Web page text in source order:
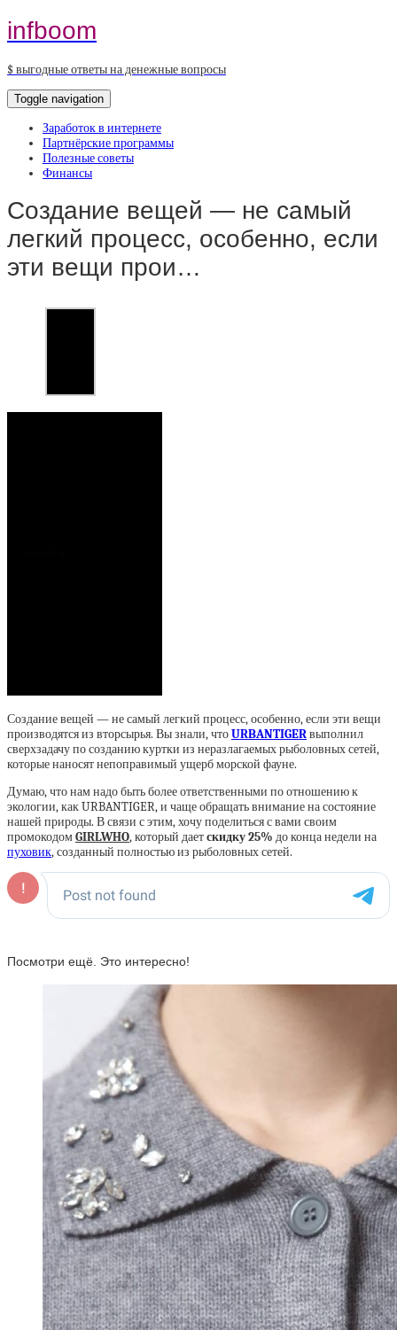
infboom
$ выгодные ответы на денежные вопросы
Toggle navigation
Заработок в интернете
Партнёрские программы
Полезные советы
Финансы
Создание вещей — не самый
легкий процесс, особенно, если
эти вещи прои…
Создание вещей — не самый легкий процесс, особенно, если эти вещи
производятся из вторсырья. Вы знали, чтоURBANTIGERвыполнил
сверхзадачу по созданию куртки из неразлагаемых рыболовных сетей,
которые наносят непоправимый ущерб морской фауне.
Думаю, что нам надо быть более ответственными по отношению к
экологии, как URBANTIGER, и чаще обращать внимание на состояние
нашей природы. В связи с этим, хочу поделиться с вами своим
промокодомGIRLWHO, который даетскидку 25% до конца недели на
пуховик, созданный полностью из рыболовных сетей.
Посмотри ещё. Это интересно!